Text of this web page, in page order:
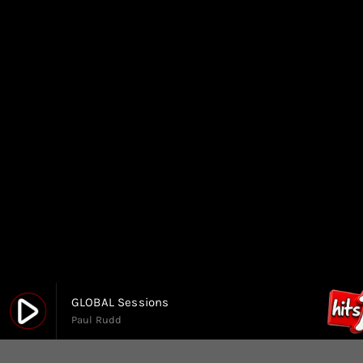
play_arrow GLOBAL Sessions
Paul Rudd